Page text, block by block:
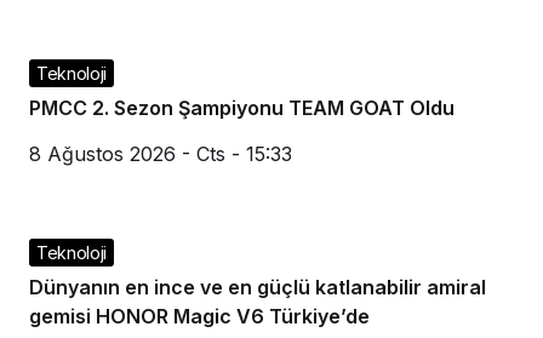
Teknoloji
PMCC 2. Sezon Şampiyonu TEAM GOAT Oldu
8 Ağustos 2026 - Cts - 15:33
Teknoloji
Dünyanın en ince ve en güçlü katlanabilir amiral
gemisi HONOR Magic V6 Türkiye’de